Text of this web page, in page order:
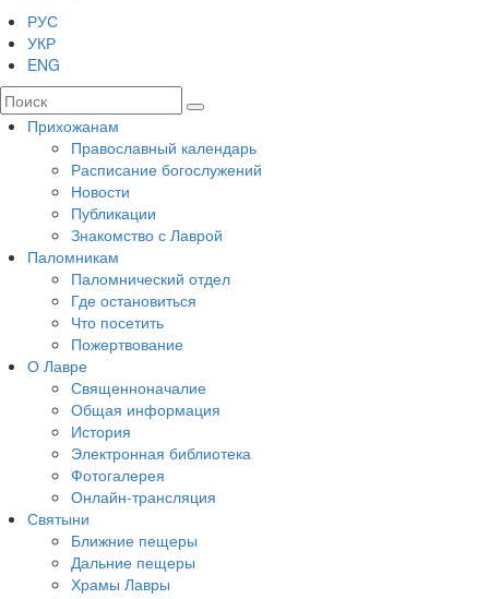
РУС
УКР
ENG
Прихожанам
Православный календарь
Расписание богослужений
Новости
Публикации
Знакомство с Лаврой
Паломникам
Паломнический отдел
Где остановиться
Что посетить
Пожертвование
О Лавре
Священноначалие
Общая информация
История
Электронная библиотека
Фотогалерея
Онлайн-трансляция
Святыни
Ближние пещеры
Дальние пещеры
Храмы Лавры